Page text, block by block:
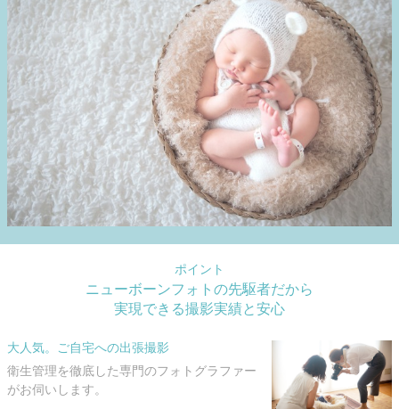
ポイント
ニューボーンフォトの先駆者だから
実現できる撮影実績と安心
大人気。ご自宅への出張撮影
衛生管理を徹底した専門のフォトグラファー
がお伺いします。